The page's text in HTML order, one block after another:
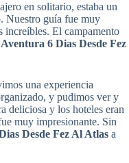
en solitario, estaba un
Nuestro guía fue muy
increíbles. El campamento
Aventura 6 Dias Desde Fez
una experiencia
y pudimos ver y
deliciosa y los hoteles eran
muy impresionante. Sin
Desde Fez Al Atlas a